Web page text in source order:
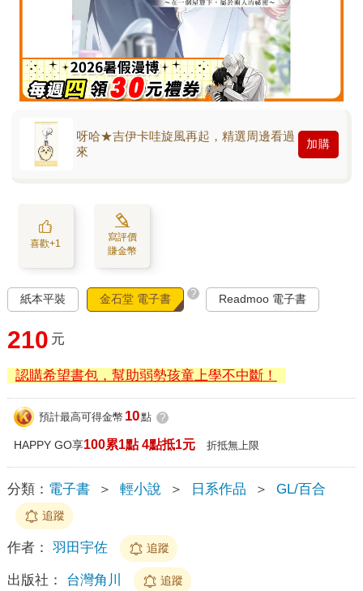
呀哈★吉伊卡哇旋風再起，精選周邊看過
來
加購
喜歡+1
寫評價
賺金幣
紙本平裝 金石堂 電子書 ? Readmoo 電子書
210 元
認購希望書包，幫助弱勢孩童上學不中斷！
預計最高可得金幣 10點 ?
HAPPY GO享100累1點 4點抵1元 折抵無上限
分類： 電子書 ＞ 輕小說 ＞ 日系作品 ＞ GL/百合
追蹤
作者： 羽田宇佐 追蹤
出版社： 台灣角川 追蹤